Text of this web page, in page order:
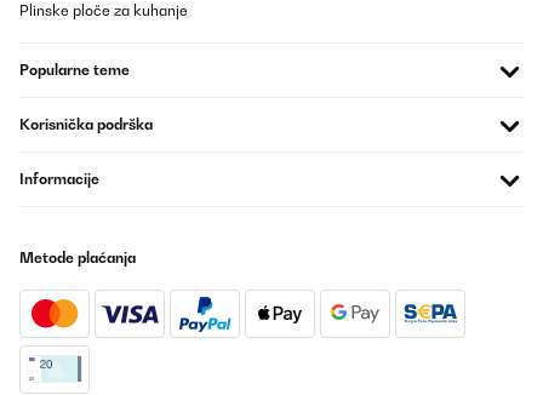
though the picture seems to be more logical
Plinske ploče za kuhanje
Popularne teme
Korisnička podrška
Informacije
Metode plaćanja